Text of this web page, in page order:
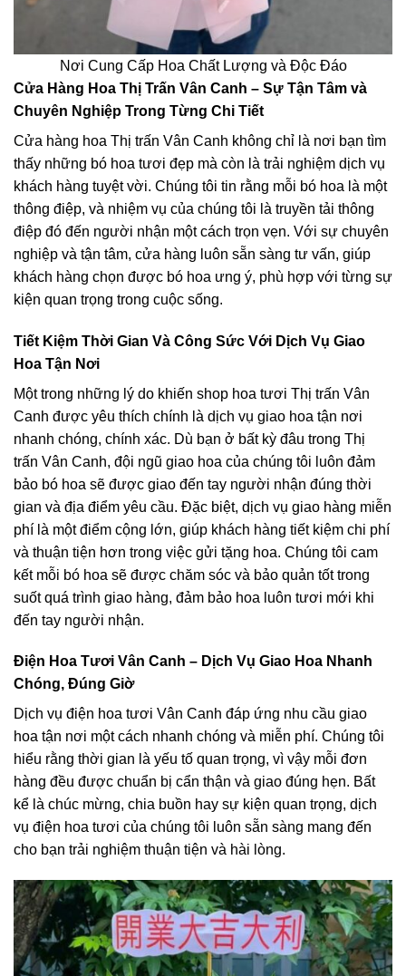
Nơi Cung Cấp Hoa Chất Lượng và Độc Đáo
Cửa Hàng Hoa Thị Trấn Vân Canh – Sự Tận Tâm và
Chuyên Nghiệp Trong Từng Chi Tiết
Cửa hàng hoa Thị trấn Vân Canh không chỉ là nơi bạn tìm
thấy những bó hoa tươi đẹp mà còn là trải nghiệm dịch vụ
khách hàng tuyệt vời. Chúng tôi tin rằng mỗi bó hoa là một
thông điệp, và nhiệm vụ của chúng tôi là truyền tải thông
điệp đó đến người nhận một cách trọn vẹn. Với sự chuyên
nghiệp và tận tâm, cửa hàng luôn sẵn sàng tư vấn, giúp
khách hàng chọn được bó hoa ưng ý, phù hợp với từng sự
kiện quan trọng trong cuộc sống.
Tiết Kiệm Thời Gian Và Công Sức Với Dịch Vụ Giao
Hoa Tận Nơi
Một trong những lý do khiến shop hoa tươi Thị trấn Vân
Canh được yêu thích chính là dịch vụ giao hoa tận nơi
nhanh chóng, chính xác. Dù bạn ở bất kỳ đâu trong Thị
trấn Vân Canh, đội ngũ giao hoa của chúng tôi luôn đảm
bảo bó hoa sẽ được giao đến tay người nhận đúng thời
gian và địa điểm yêu cầu. Đặc biệt, dịch vụ giao hàng miễn
phí là một điểm cộng lớn, giúp khách hàng tiết kiệm chi phí
và thuận tiện hơn trong việc gửi tặng hoa. Chúng tôi cam
kết mỗi bó hoa sẽ được chăm sóc và bảo quản tốt trong
suốt quá trình giao hàng, đảm bảo hoa luôn tươi mới khi
đến tay người nhận.
Điện Hoa Tươi Vân Canh – Dịch Vụ Giao Hoa Nhanh
Chóng, Đúng Giờ
Dịch vụ điện hoa tươi Vân Canh đáp ứng nhu cầu giao
hoa tận nơi một cách nhanh chóng và miễn phí. Chúng tôi
hiểu rằng thời gian là yếu tố quan trọng, vì vậy mỗi đơn
hàng đều được chuẩn bị cẩn thận và giao đúng hẹn. Bất
kể là chúc mừng, chia buồn hay sự kiện quan trọng, dịch
vụ điện hoa tươi của chúng tôi luôn sẵn sàng mang đến
cho bạn trải nghiệm thuận tiện và hài lòng.